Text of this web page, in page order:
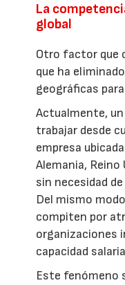
La
global
Otro factor que
que ha
geográficas
Actualmente,
trabajar desde
empresa
Alemania,
sin necesidad
Del mismo
compiten por
organizaciones
capacidad
Este fenómeno